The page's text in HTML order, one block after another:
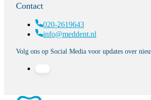
Contact
020-2619643
info@meddent.nl
Volg ons op Social Media voor updates over